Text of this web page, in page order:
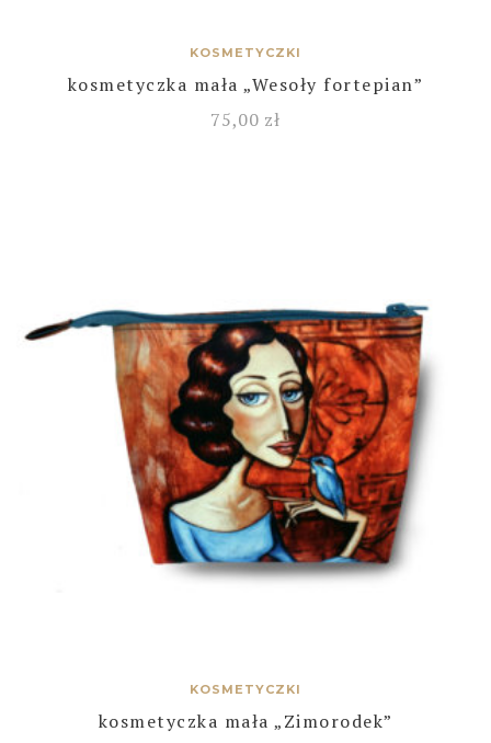
KOSMETYCZKI
kosmetyczka mała „Wesoły fortepian”
75,00 zł
KOSMETYCZKI
kosmetyczka mała „Zimorodek”